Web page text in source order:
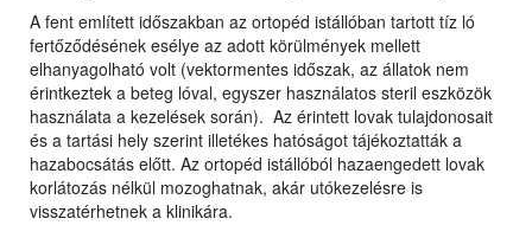
A fent említett időszakban az ortopéd istállóban tartott tíz ló
fertőződésének esélye az adott körülmények mellett
elhanyagolható volt (vektormentes időszak, az állatok nem
érintkeztek a beteg lóval, egyszer használatos steril eszközök
használata a kezelések során). Az érintett lovak tulajdonosait
és a tartási hely szerint illetékes hatóságot tájékoztatták a
hazabocsátás előtt. Az ortopéd istállóból hazaengedett lovak
korlátozás nélkül mozoghatnak, akár utókezelésre is
visszatérhetnek a klinikára.